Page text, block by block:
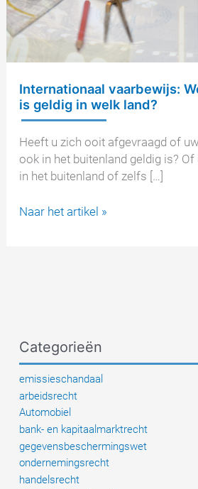
Internationaal vaarbewijs:
is geldig in welk land?
Heeft u zich ooit afgevraagd of
ook in het buitenland geldig is?
in het buitenland of zelfs […]
Internationaal
land?
Naar het artikel »
Categorieën
emissieschandaal
arbeidsrecht
Automobiel
bank- en kapitaalmarktrecht
gegevensbeschermingswet
ondernemingsrecht
handelsrecht